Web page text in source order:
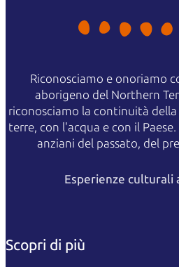
Riconosciamo e onoriamo
aborigeno del Northern
riconosciamo la continuità
terre, con l'acqua e con il
anziani del passato, del
Esperienze culturali
Scopri di più